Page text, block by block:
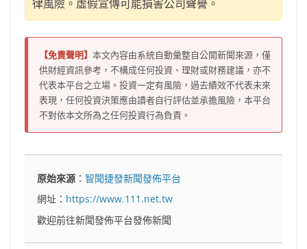
律風險。虛假宣傳可能損害公司聲譽。
【免責聲明】 本文內容由系統自動彙整自公開新聞來源，僅
供財經資訊參考，不構成任何投資、理財或財務建議，亦不
代表本平台之立場。投資一定有風險，過去績效不代表未來
表現，任何投資決策應由讀者自行評估並承擔風險，本平台
不對依本文所為之任何投資行為負責。
原始來源 ：智聞捷發新聞發佈平台
網址： https://www.111.net.tw
歡迎前往新聞發佈平台發佈新聞